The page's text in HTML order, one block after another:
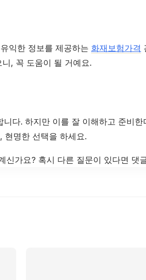
익한 정보를 제공하는 화재보험가격
, 꼭 도움이 될 거예요.
다. 하지만 이를 잘 이해하고 준비
현명한 선택을 하세요.
신가요? 혹시 다른 질문이 있다면 댓